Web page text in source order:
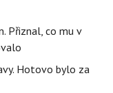
Přiznal, co mu v
Hotovo bylo za